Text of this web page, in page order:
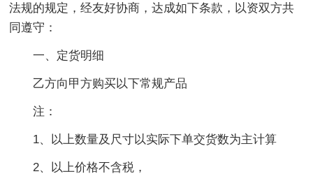
法规的规定，经友好协商，达成如下条款，以资双方共
同遵守：
一、定货明细
乙方向甲方购买以下常规产品
注：
1、以上数量及尺寸以实际下单交货数为主计算
2、以上价格不含税，